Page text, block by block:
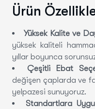
Ürün
Yüksek Kalite ve
yüksek kaliteli
yıllar boyunca
Çeşitli Ebat
değişen çaplarda ve
yelpazesi sunuyoruz.
Standartlara